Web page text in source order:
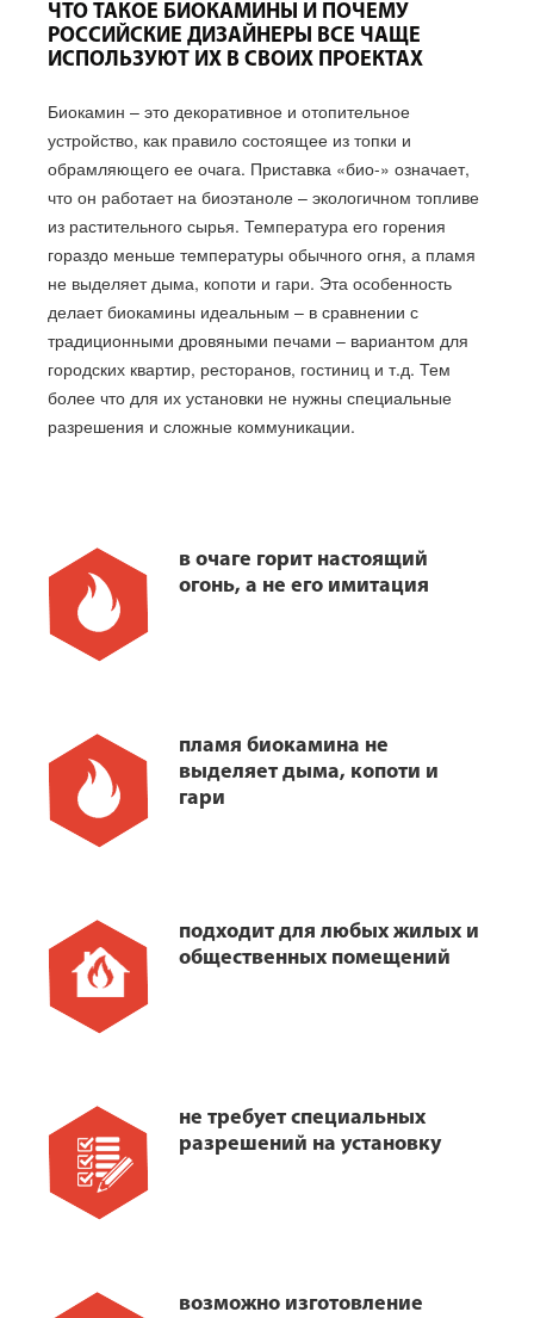
ЧТО ТАКОЕ БИОКАМИНЫ И ПОЧЕМУ
РОССИЙСКИЕ ДИЗАЙНЕРЫ ВСЕ ЧАЩЕ
ИСПОЛЬЗУЮТ ИХ В СВОИХ ПРОЕКТАХ
Биокамин – это декоративное и отопительное
устройство, как правило состоящее из топки и
обрамляющего ее очага. Приставка «био-» означает,
что он работает на биоэтаноле – экологичном топливе
из растительного сырья. Температура его горения
гораздо меньше температуры обычного огня, а пламя
не выделяет дыма, копоти и гари. Эта особенность
делает биокамины идеальным – в сравнении с
традиционными дровяными печами – вариантом для
городских квартир, ресторанов, гостиниц и т.д. Тем
более что для их установки не нужны специальные
разрешения и сложные коммуникации.
в очаге горит настоящий
огонь, а не его имитация
пламя биокамина не
выделяет дыма, копоти и
гари
подходит для любых жилых и
общественных помещений
не требует специальных
разрешений на установку
возможно изготовление